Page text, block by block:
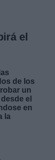
el
de los
un
el
en
la